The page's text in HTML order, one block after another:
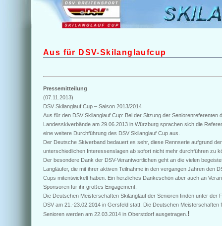
Aus für DSV-Skilanglaufcup
Pressemitteilung
(07.11.2013)
DSV Skilanglauf Cup – Saison 2013/2014
Aus für den DSV Skilanglauf Cup: Bei der Sitzung der Seniorenreferenten
Landesskiverbände am 29.06.2013 in Würzburg sprachen sich die
eine weitere Durchführung des DSV Skilanglauf Cup aus.
Der Deutsche Skiverband bedauert es sehr, diese Rennserie aufgrund der
unterschiedlichen Interessenslagen ab sofort nicht mehr durchführen zu
Der besondere Dank der DSV-Verantwortlichen geht an die vielen
Langläufer, die mit ihrer aktiven Teilnahme in den vergangen Jahren den
Cups mitentwickelt haben. Ein herzliches Dankeschön aber auch an
Sponsoren für ihr großes Engagement.
Die Deutschen Meisterschaften Skilanglauf der Senioren finden unter der
DSV am 21.-23.02.2014 in Gersfeld statt. Die Deutschen Meisterschaften
Senioren werden am 22.03.2014 in Oberstdorf ausgetragen. !